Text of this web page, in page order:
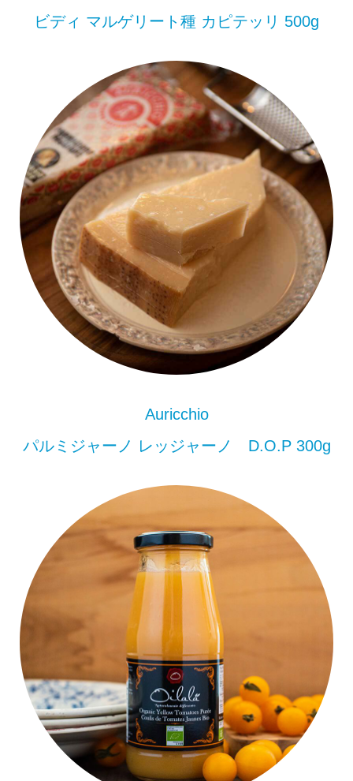
ビディ マルゲリート種 カピテッリ 500g
Auricchio
パルミジャーノ レッジャーノ D.O.P 300g